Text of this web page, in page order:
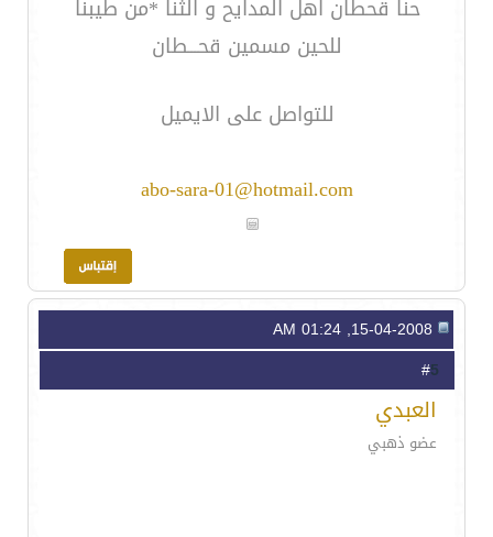
حنا قحطان اهل المدايح و الثنا *من طيبنا
للحين مسمين قحـــطان
للتواصل على الايميل
abo-sara-01@hotmail.com
5
العبدي
عضو ذهبي